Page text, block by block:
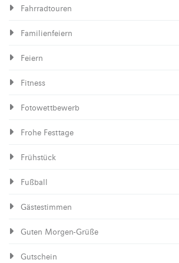
Fahrradtouren
Familienfeiern
Feiern
Fitness
Fotowettbewerb
Frohe Festtage
Frühstück
Fußball
Gästestimmen
Guten Morgen-Grüße
Gutschein